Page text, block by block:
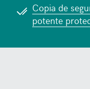
Copia de
potente